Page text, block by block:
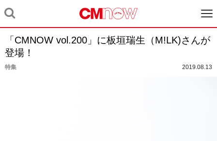
「CMNOW vol.200」に板垣瑞生（M!LK)さんが
登場！
特集 2019.08.13